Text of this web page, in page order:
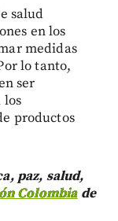
salud
en los
medidas
lo tanto,
ser
los
productos
paz, salud,
Colombiade